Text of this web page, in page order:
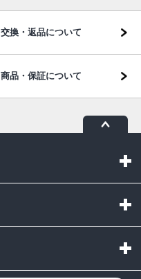
交換・返品について
商品・保証について